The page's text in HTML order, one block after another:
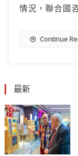
情況，聯合國
Continue
最新